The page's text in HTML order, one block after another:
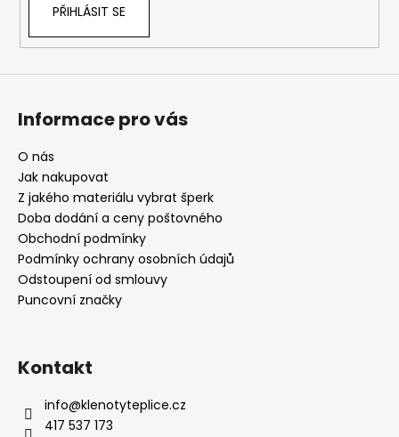
PŘIHLÁSIT SE
Informace pro vás
O nás
Jak nakupovat
Z jakého materiálu vybrat šperk
Doba dodání a ceny poštovného
Obchodní podmínky
Podmínky ochrany osobních údajů
Odstoupení od smlouvy
Puncovní značky
Kontakt
info@klenotyteplice.cz
417 537 173